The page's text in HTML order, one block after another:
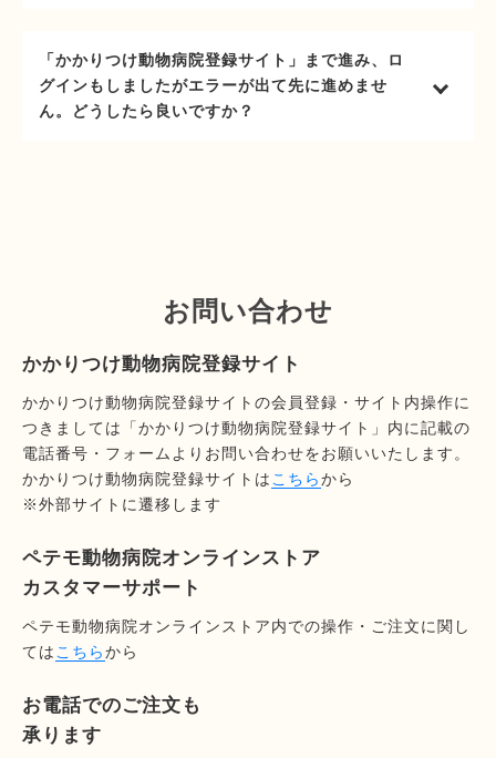
「かかりつけ動物病院登録サイト」まで進み、ロ
グインもしましたがエラーが出て先に進めませ
ん。どうしたら良いですか？
お問い合わせ
かかりつけ動物病院登録サイト
かかりつけ動物病院登録サイトの会員登録・サイト内操作に
つきましては「かかりつけ動物病院登録サイト」内に記載の
電話番号・フォームよりお問い合わせをお願いいたします。
かかりつけ動物病院登録サイトはこちらから
※外部サイトに遷移します
ペテモ動物病院オンラインストア
カスタマーサポート
ペテモ動物病院オンラインストア内での操作・ご注文に関し
てはこちらから
お電話でのご注文も
承ります